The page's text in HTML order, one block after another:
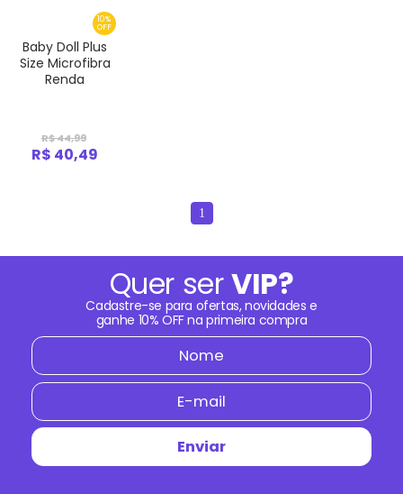
10%
OFF
Baby Doll Plus
Size Microfibra
Renda
R$ 44,99
R$ 40,49
1
Quer serVIP?
Cadastre-se para ofertas, novidades e
ganhe 10% OFFna primeira compra